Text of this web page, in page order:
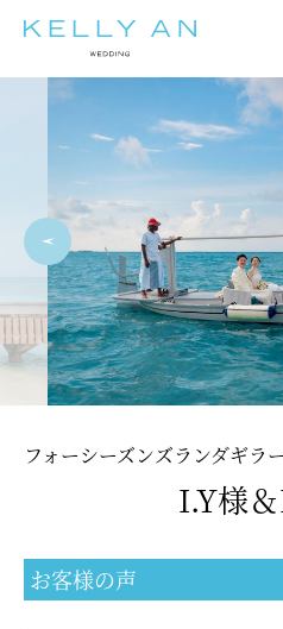
タヒチ モルディブ ニュ
バリ島
イタリア ギリシ
フランス
スペイン プー
ドイツ
オーストリア ニ
モルディブ タヒチ バリ島
エジプト プーケ
フォーシーズンズランダギラ
I.Y様
お客様の声